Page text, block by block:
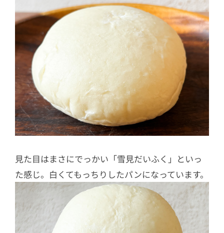
見た目はまさにでっかい「雪見だいふく」といっ
た感じ。白くてもっちりしたパンになっています。